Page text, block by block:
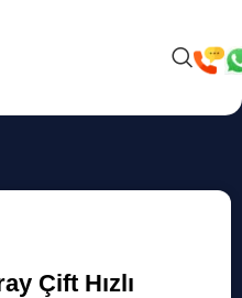
Çift Hızlı